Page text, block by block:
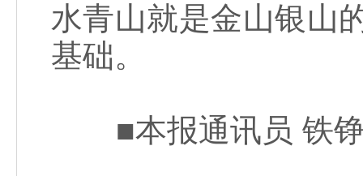
水青山就是金山银山
基础。
■本报通讯员 铁